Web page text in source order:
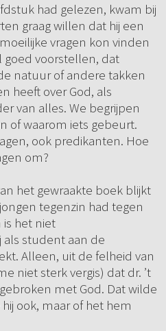
had gelezen, kwam bij
graag willen dat hij een
vragen kon vinden
goed voorstellen, dat
natuur of andere takken
heeft over God, als
van alles. We begrijpen
of waarom iets gebeurt.
ook predikanten. Hoe
om?
het gewraakte boek blijkt
tegenzin had tegen
is het niet
als student aan de
Alleen, uit de felheid van
niet sterk vergis) dat dr. ’t
met God. Dat wilde
ook, maar of het hem